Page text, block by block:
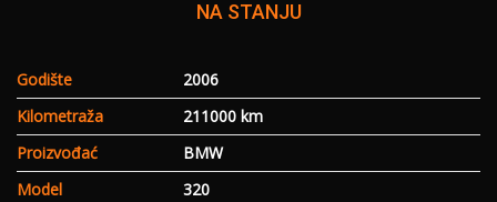
NA STANJU
Godište
2006
Kilometraža
211000 km
Proizvođać
BMW
Model
320